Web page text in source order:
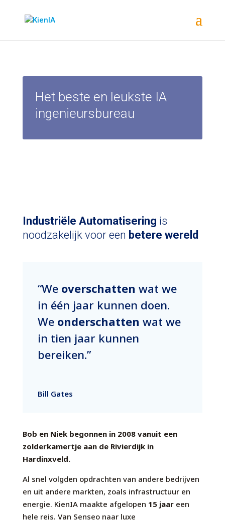
Het beste en leukste IA
ingenieursbureau
Industriële Automatisering is
noodzakelijk voor een betere wereld
“We overschatten wat we
in één jaar kunnen doen.
We onderschatten wat we
in tien jaar kunnen
bereiken.”
Bill Gates
Bob en Niek begonnen in 2008 vanuit een
zolderkamertje aan de Rivierdijk in
Hardinxveld.
Al snel volgden opdrachten van andere bedrijven
en uit andere markten, zoals infrastructuur en
energie. KienIA maakte afgelopen 15 jaareen
hele reis. Van Senseo naar luxe